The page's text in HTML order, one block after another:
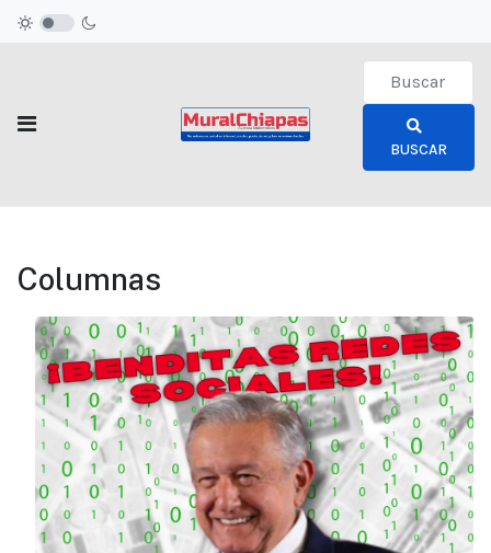
Type 2 or
BUSCAR
Columnas